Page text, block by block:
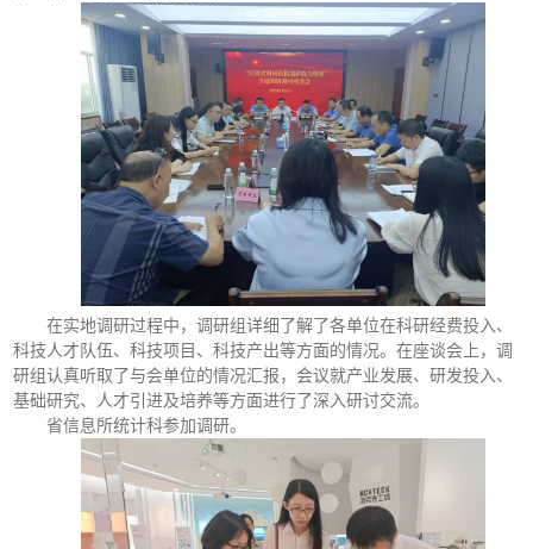
在实地调研过程中，调研组详细了解了各单位在科研经费投入、
科技人才队伍、科技项目、科技产出等方面的情况。在座谈会上，调
研组认真听取了与会单位的情况汇报，会议就产业发展、研发投入、
基础研究、人才引进及培养等方面进行了深入研讨交流。
省信息所统计科参加调研。